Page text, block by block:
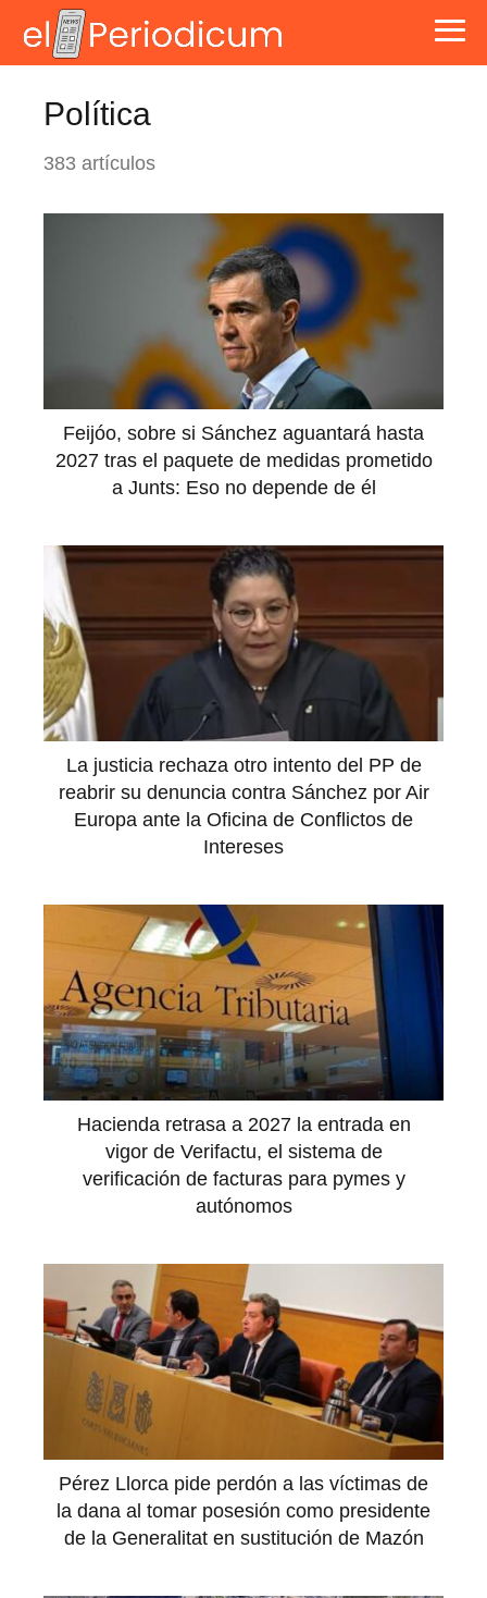
Política
383 artículos
Feijóo, sobre si Sánchez aguantará hasta
2027 tras el paquete de medidas prometido
a Junts: Eso no depende de él
La justicia rechaza otro intento del PP de
reabrir su denuncia contra Sánchez por Air
Europa ante la Oficina de Conflictos de
Intereses
Hacienda retrasa a 2027 la entrada en
vigor de Verifactu, el sistema de
verificación de facturas para pymes y
autónomos
Pérez Llorca pide perdón a las víctimas de
la dana al tomar posesión como presidente
de la Generalitat en sustitución de Mazón